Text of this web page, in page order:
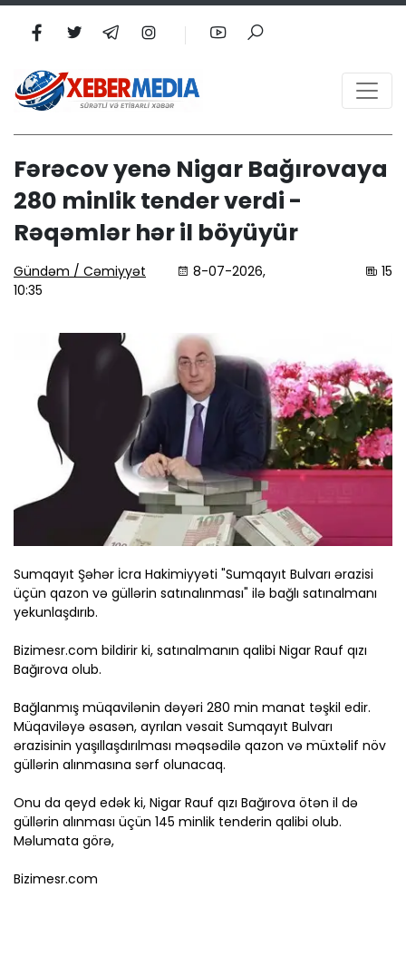
Fərəcov yenə Nigar Bağırovaya
280 minlik tender verdi -
Rəqəmlər hər il böyüyür
Gündəm / Cəmiyyət
8-07-2026,
10:35
15
Sumqayıt Şəhər İcra Hakimiyyəti "Sumqayıt Bulvarı ərazisi
üçün qazon və güllərin satınalınması" ilə bağlı satınalmanı
yekunlaşdırıb.
Bizimesr.com bildirir ki, satınalmanın qalibi Nigar Rauf qızı
Bağırova olub.
Bağlanmış müqavilənin dəyəri 280 min manat təşkil edir.
Müqaviləyə əsasən, ayrılan vəsait Sumqayıt Bulvarı
ərazisinin yaşıllaşdırılması məqsədilə qazon və müxtəlif növ
güllərin alınmasına sərf olunacaq.
Onu da qeyd edək ki, Nigar Rauf qızı Bağırova ötən il də
güllərin alınması üçün 145 minlik tenderin qalibi olub.
Məlumata görə,
Bizimesr.com